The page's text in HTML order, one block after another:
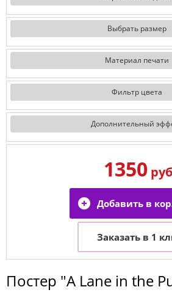
Выбрать размер
Материал печати
Фильтр цвета
Дополнительный
1350
Постер "A Lane in the